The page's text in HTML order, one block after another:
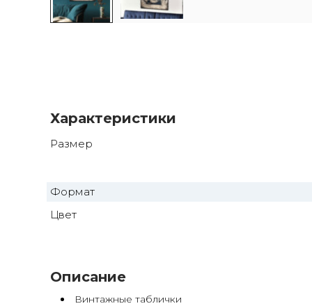
Характеристики
Размер
Формат
Цвет
Описание
Винтажные таблички